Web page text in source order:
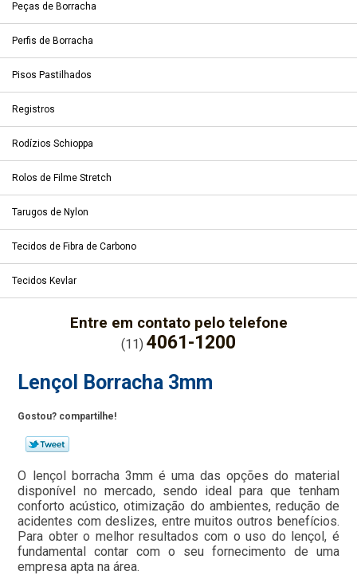
Peças de Borracha
Perfis de Borracha
Pisos Pastilhados
Registros
Rodízios Schioppa
Rolos de Filme Stretch
Tarugos de Nylon
Tecidos de Fibra de Carbono
Tecidos Kevlar
Entre em contato pelo telefone
(11) 4061-1200
Lençol Borracha 3mm
Gostou? compartilhe!
O lençol borracha 3mm é uma das opções do material
disponível no mercado, sendo ideal para que tenham
conforto acústico, otimização do ambientes, redução de
acidentes com deslizes, entre muitos outros benefícios.
Para obter o melhor resultados com o uso do lençol, é
fundamental contar com o seu fornecimento de uma
empresa apta na área.